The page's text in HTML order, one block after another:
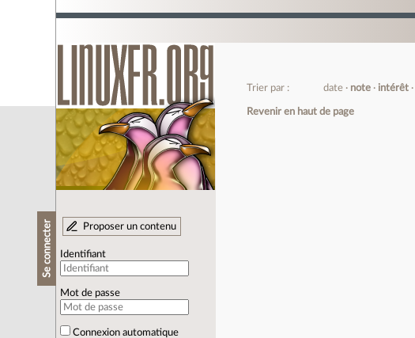
Se connecter Proposer un contenu
Identifiant
Mot de passe
Connexion automatique
Trier par : date note intérêt
Revenir en haut de page